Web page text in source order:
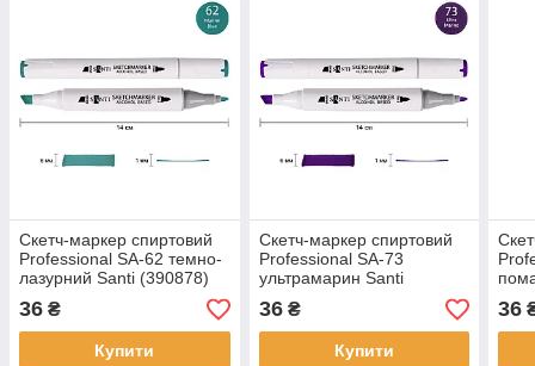
Скетч-маркер спиртовий
Professional SA-62 темно-
лазурний Santi (390878)
36 ₴
Купити
Скетч-маркер спиртовий
Professional SA-73
ультрамарин Santi
(390881)
36₴
Купити
36